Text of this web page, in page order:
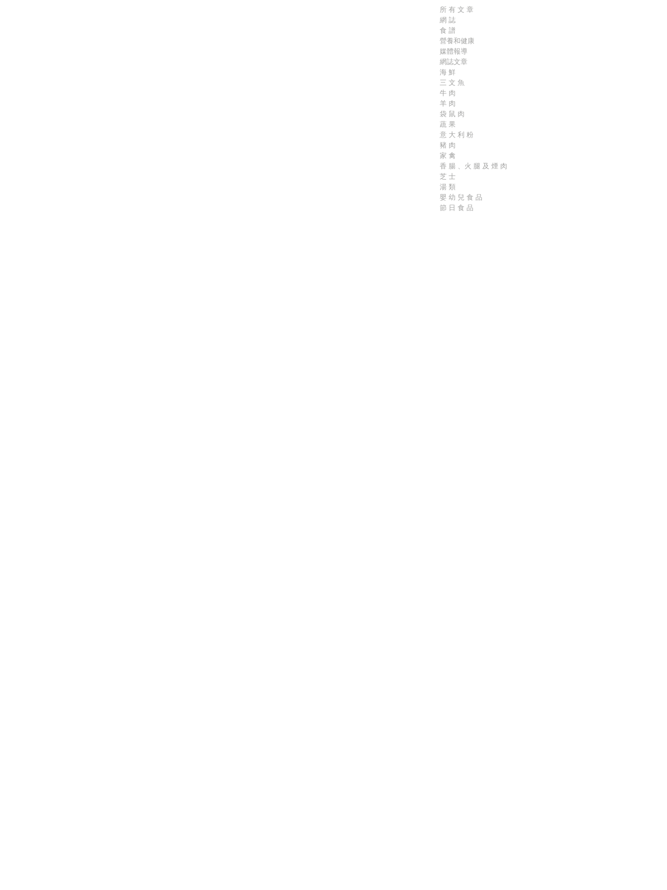
所 有 文 章
網 誌
食 譜
營養和健康
媒體報導
網誌文章
海 鮮
三 文 魚
牛 肉
羊 肉
袋 鼠 肉
蔬 果
意 大 利 粉
豬 肉
家 禽
香 腸 、火 腿 及 煙 肉
芝 士
湯 類
嬰 幼 兒 食 品
節 日 食 品